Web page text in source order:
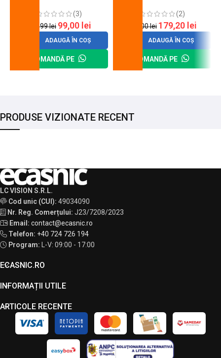
(3)
120,99lei 99,00 lei
ADAUGĂ ÎN COȘ
COMANDĂ PE
(2)
200,00lei 179,20 lei
ADAUGĂ ÎN COȘ
COMANDĂ PE
PRODUSE VIZIONATE RECENT
LC VISION S.R.L.
Cod unic (CUI): 49034090
Nr. Reg. Comerțului: J23/7208/2023
Email: contact@ecasnic.ro
Telefon: +40 724 726 194
Program:
L-V: 09:00 - 17:00
ECASNIC.RO
INFORMAȚII UTILE
ARTICOLE RECENTE